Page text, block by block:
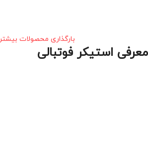
بارگذاری محصولات بیشتر
معرفی استیکر فوتبالی